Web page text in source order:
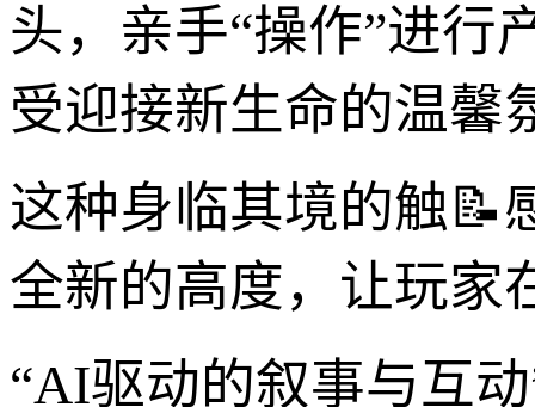
头，亲手“操作”进行
受迎接新生命的温馨
这种身临其境的触📝
全新的高度，让玩家
“AI驱动的叙事与互